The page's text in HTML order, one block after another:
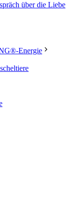
über die Liebe
Energie